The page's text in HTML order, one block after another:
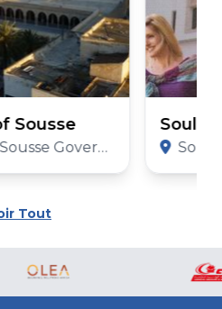
Sousse
Governorate
Soula
Tout